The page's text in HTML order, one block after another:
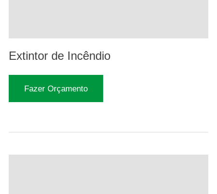
Extintor de Incêndio
Fazer Orçamento